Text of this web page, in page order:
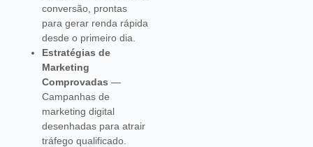
conversão, prontas
para gerar renda rápida
desde o primeiro dia.
Estratégias de
Marketing
Comprovadas —
Campanhas de
marketing digital
desenhadas para atrair
tráfego qualificado.